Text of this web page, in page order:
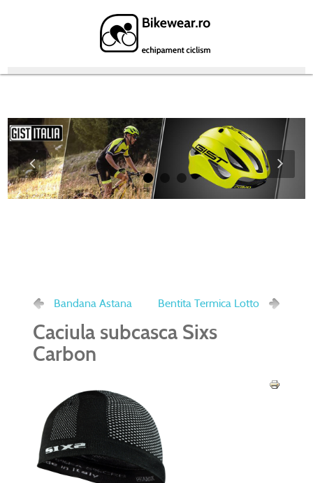
Bandana Astana Bentita Termica Lotto
Caciula subcasca Sixs
Carbon